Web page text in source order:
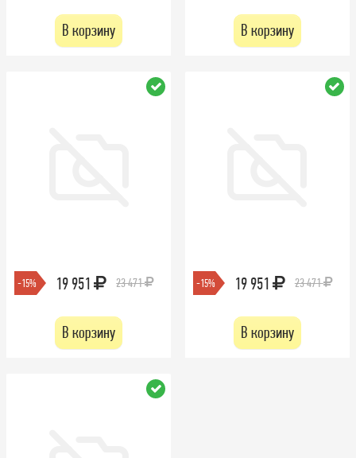
В корзину В корзину
-15% 19 951 23 471
В корзину
-15% 19 951 23 471
В корзину